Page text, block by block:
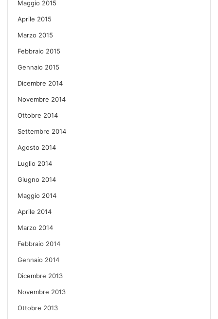
Maggio 2015
Aprile 2015
Marzo 2015
Febbraio 2015
Gennaio 2015
Dicembre 2014
Novembre 2014
Ottobre 2014
Settembre 2014
Agosto 2014
Luglio 2014
Giugno 2014
Maggio 2014
Aprile 2014
Marzo 2014
Febbraio 2014
Gennaio 2014
Dicembre 2013
Novembre 2013
Ottobre 2013